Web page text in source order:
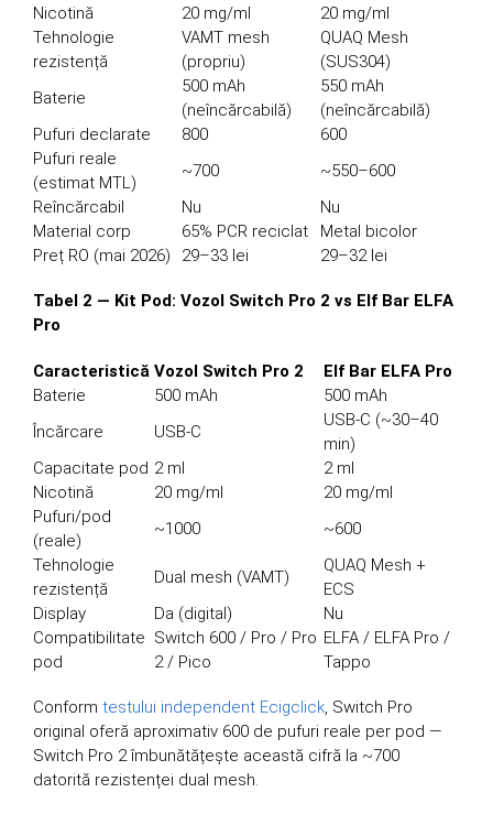
Nicotină
20 mg/ml
20 mg/ml
Tehnologie
rezistență
VAMT mesh
(propriu)
QUAQ Mesh
(SUS304)
Baterie
500 mAh
(neîncărcabilă)
550 mAh
(neîncărcabilă)
Pufuri declarate
800
600
Pufuri reale
(estimat MTL)
~700
~550–600
Reîncărcabil
Nu
Nu
Material corp
65% PCR reciclat
Metal bicolor
Preț RO (mai 2026)
29–33 lei 29–32 lei
Tabel 2 — Kit Pod: Vozol Switch Pro 2 vs Elf Bar ELFA
Pro
Caracteristică Vozol Switch Pro 2
Elf Bar ELFA Pro
Baterie
500 mAh
500 mAh
Încărcare
USB-C
USB-C (~30–40
min)
Capacitate pod 2 ml
2 ml
Nicotină
20 mg/ml
20 mg/ml
Pufuri/pod
(reale)
~1000
~600
Tehnologie
rezistență
Dual mesh (VAMT)
QUAQ Mesh +
ECS
Display
Da (digital)
Nu
Compatibilitate
pod
Switch 600 / Pro / Pro
2 / Pico
ELFA / ELFA Pro /
Tappo
Conform testului independent Ecigclick, Switch Pro
original oferă aproximativ 600 de pufuri reale per pod —
Switch Pro 2 îmbunătățește această cifră la ~700
datorită rezistenței dual mesh.